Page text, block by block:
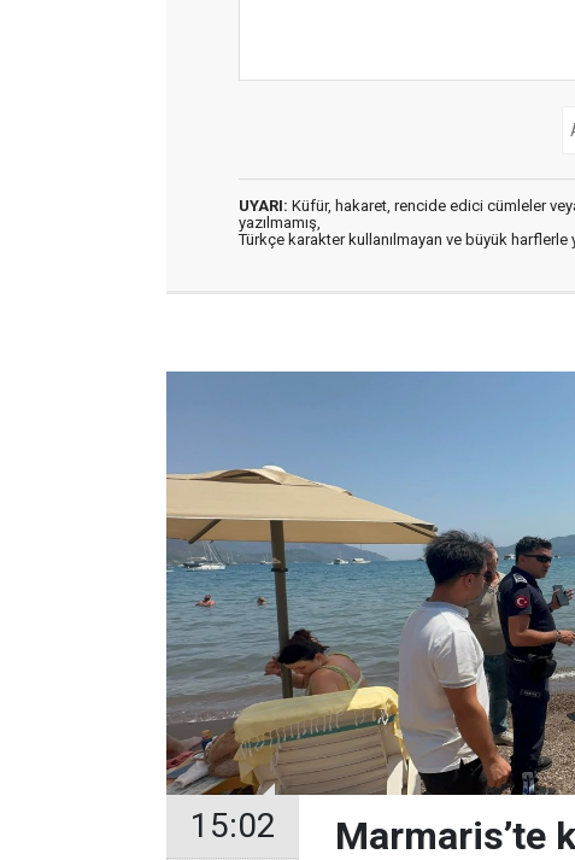
UYARI: Küfür, hakaret, rencide edici cümleler
yazılmamış,
Türkçe karakter kullanılmayan ve büyük harflerle
15:02 Marmaris’te